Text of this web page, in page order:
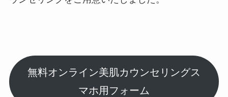
無料オンライン美肌カウンセリングス
マホ用フォーム